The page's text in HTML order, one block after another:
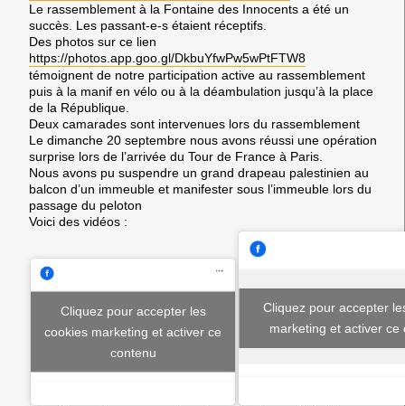
Le rassemblement à la Fontaine des Innocents a été un
succès. Les passant-e-s étaient réceptifs.
Des photos sur ce lien
https://photos.app.goo.gl/DkbuYfwPw5wPtFTW8
témoignent de notre participation active au rassemblement
puis à la manif en vélo ou à la déambulation jusqu’à la place
de la République.
Deux camarades sont intervenues lors du rassemblement
Le dimanche 20 septembre nous avons réussi une opération
surprise lors de l’arrivée du Tour de France à Paris.
Nous avons pu suspendre un grand drapeau palestinien au
balcon d’un immeuble et manifester sous l’immeuble lors du
passage du peloton
Voici des vidéos :
Cliquez pour accepter les
cookies marketing et activer ce
contenu
Cliquez pour accepter
marketing et activer ce